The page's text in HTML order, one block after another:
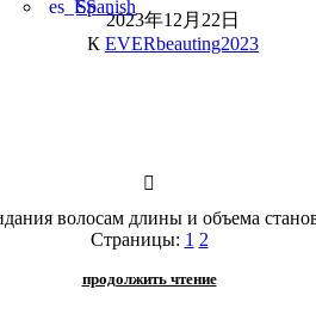
Spanish
2023年12月22日
К EVERbeauting2023
волосам длины и объема
Страницы: 1 2
продолжить чтение